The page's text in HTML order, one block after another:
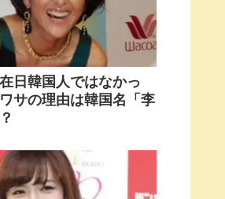
日韓国人ではなかっ
サの理由は韓国名「李